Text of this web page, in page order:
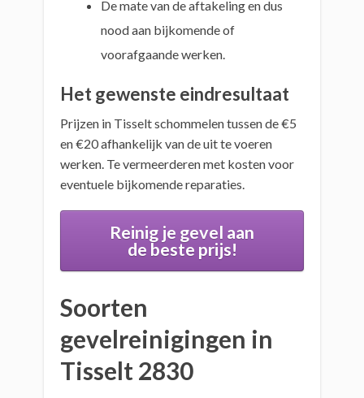
De mate van de aftakeling en dus
nood aan bijkomende of
voorafgaande werken.
Het gewenste eindresultaat
Prijzen in Tisselt schommelen tussen de €5
en €20 afhankelijk van de uit te voeren
werken. Te vermeerderen met kosten voor
eventuele bijkomende reparaties.
Reinig je gevel aan
de beste prijs!
Soorten
gevelreinigingen in
Tisselt 2830